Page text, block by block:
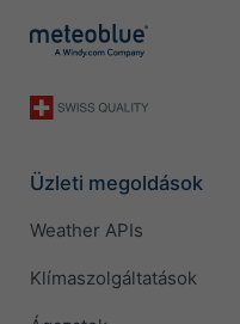
Üzleti megoldások
Weather APIs
Klímaszolgáltatások